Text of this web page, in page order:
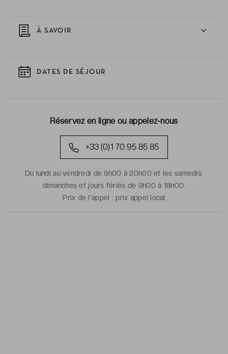
À SAVOIR
DATES DE SÉJOUR
Réservez en ligne ou appelez-nous
+33 (0)1 70 95 85 85
Du lundi au vendredi de 9h00 à 20h00 et les samedis,
dimanches et jours fériés de 9h00 à 18h00.
Prix de l'appel :prix appel local